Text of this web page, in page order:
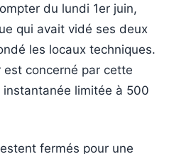
du lundi 1er juin,
qui avait vidé ses deux
les locaux techniques.
concerné par cette
limitée à 500
fermés pour une